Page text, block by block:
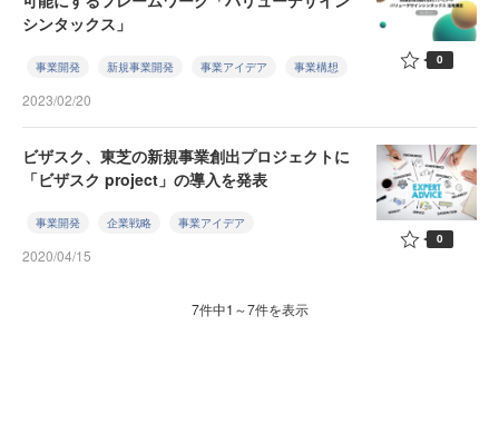
シンタックス」
事業開発 新規事業開発 事業アイデア 事業構想
2023/02/20
0
ビザスク、東芝の新規事業創出プロジェクトに
「ビザスク project」の導入を発表
事業開発 企業戦略 事業アイデア
2020/04/15
0
7件中1～7件を表示